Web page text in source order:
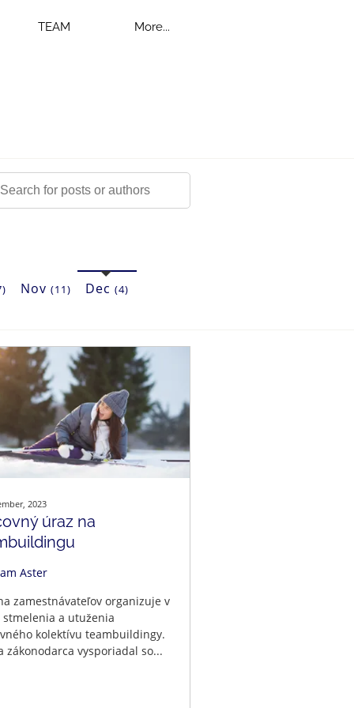
TEAM More...
Nov(11) Dec (4)
2023
úraz na
Aster
zamestnávateľov organizuje v
a utuženia
kolektívu teambuildingy.
zákonodarca vysporiadal so...